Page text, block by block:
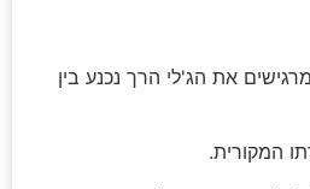
את הג'לי הרך נכנע בין
המקורית.